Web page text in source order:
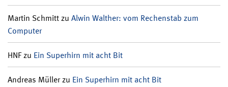
Martin Schmittzu Alwin Walther: vom Rechenstab zum
Computer
HNFzu Ein Superhirn mit acht Bit
Andreas Müllerzu Ein Superhirn mit acht Bit